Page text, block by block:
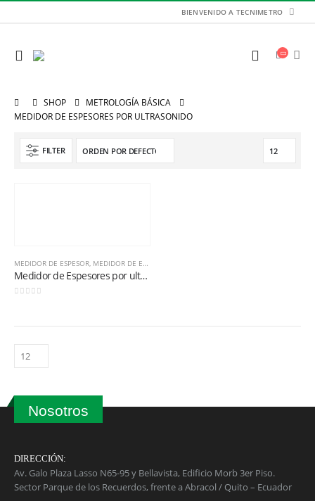
BIENVENIDO A TECNIMETRO
SHOP
METROLOGÍA BÁSICA
MEDIDOR DE ESPESORES POR ULTRASONIDO
FILTER
MEDIDOR DE ESPESOR, MEDIDOR DE ESPESORES POR ULTRASONIDO
Medidor de Espesores por ultrasonido MCE-100 Minipa
Nosotros
DIRECCIÓN:
Av. Galo Plaza Lasso N65-95 y Bellavista, Edificio Morb 3er Piso.
Sector Parque de los Recuerdos, frente a Abracol / Quito – Ecuador